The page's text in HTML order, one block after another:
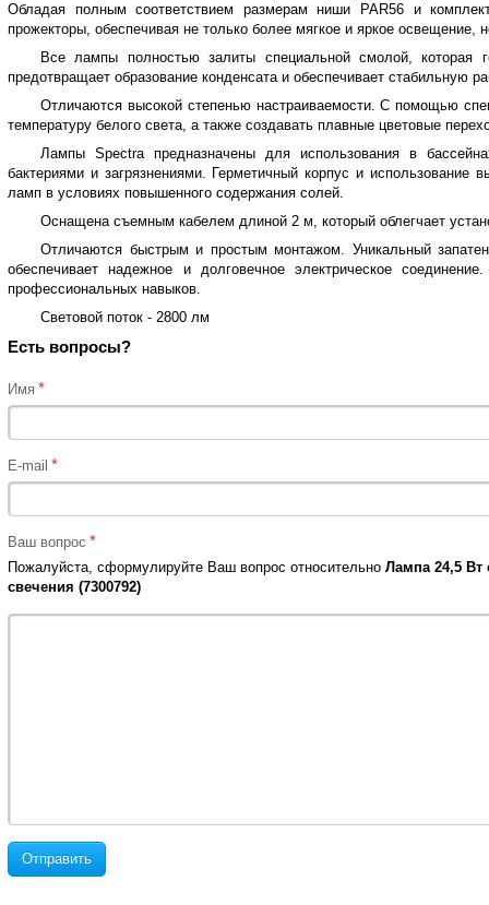
Обладая полным соответствием размерам ниши PAR56 и
прожекторы, обеспечивая не только более мягкое и яркое освещение,
Все лампы полностью залиты специальной смолой,
предотвращает образование конденсата и обеспечивает стабильную
Отличаются высокой степенью настраиваемости. С помощью
температуру белого света, а также создавать плавные цветовые
Лампы Spectra предназначены для использования в
бактериями и загрязнениями. Герметичный корпус и использование
ламп в условиях повышенного содержания солей.
Оснащена съемным кабелем длиной 2 м, который облегчает
Отличаются быстрым и простым монтажом. Уникальный
обеспечивает надежное и долговечное электрическое
профессиональных навыков.
Световой поток - 2800 лм
Есть вопросы?
Имя *
E-mail *
Ваш вопрос *
Пожалуйста, сформулируйте Ваш вопрос относительно Лампа 24,5 Вт
свечения (7300792)
Отправить